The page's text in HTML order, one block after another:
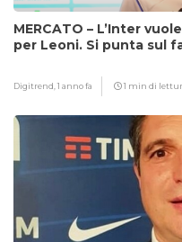
MERCATO – L’Inter
per Leoni. Si punta sul
Digitrend,1 anno fa 1 min di